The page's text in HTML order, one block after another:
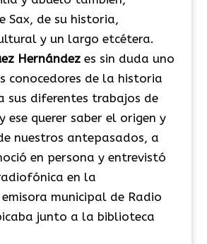
Sax, de su historia,
y un largo etcétera.
Hernándezes sin duda uno
conocedores de la historia
sus diferentes trabajos de
ese querer saber el origen y
nuestros antepasados, a
en persona y entrevistó
en la
municipal de Radio
junto a la biblioteca